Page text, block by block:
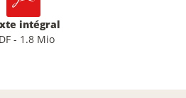
intégral
- 1.8 Mio